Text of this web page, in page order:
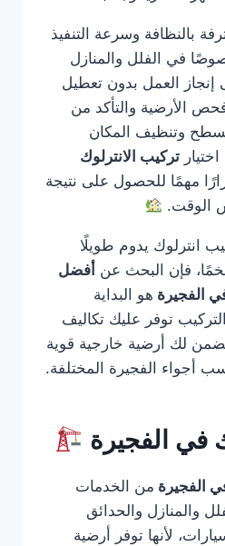
بالنظافة وسرعة التنفيذ
في الفلل والمنازل
إنجاز العمل بدون تعطيل
فحص الأرضية والتأكد من
وتنظيف المكان
تركيب الانترلوك
مهمًا للحصول على نتيجة
الوقت.
انترلوك يدوم طويلًا
فإن البحث عن أفضل
الفجيرة هو البداية
توفر عليك تكاليف
لك أرضية خارجية قوية
أجواء الفجيرة المختلفة.
في الفجيرة
الفجيرة من الخدمات
والمنازل والحدائق
لأنها توفر أرضية